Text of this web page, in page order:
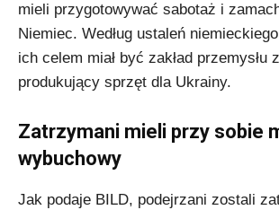
mieli przygotowywać sabotaż i
Niemiec. Według ustaleń
ich celem miał być zakład przemysłu
produkujący sprzęt dla Ukrainy.
Zatrzymani mieli przy sobie
wybuchowy
Jak podaje BILD, podejrzani zostali